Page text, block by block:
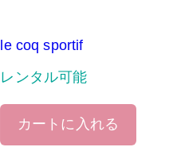
le coq sportif
レンタル可能
カートに入れる